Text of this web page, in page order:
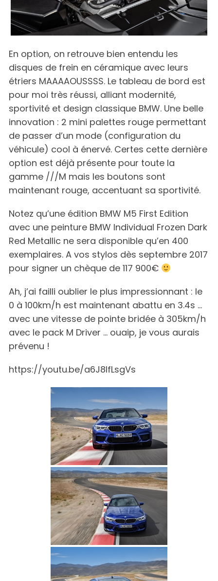
En option, on retrouve bien entendu les
disques de frein en céramique avec leurs
étriers MAAAAOUSSSS. Le tableau de bord est
pour moi très réussi, alliant modernité,
sportivité et design classique BMW. Une belle
innovation : 2 mini palettes rouge permettant
de passer d’un mode (configuration du
véhicule) cool à énervé. Certes cette dernière
option est déjà présente pour toute la
gamme ///M mais les boutons sont
maintenant rouge, accentuant sa sportivité.
Notez qu’une édition BMW M5 First Edition
avec une peinture BMW Individual Frozen Dark
Red Metallic ne sera disponible qu’en 400
exemplaires. A vos stylos dès septembre 2017
pour signer un chèque de 117 900€
Ah, j’ai failli oublier le plus impressionnant : le
0 à 100km/h est maintenant abattu en 3.4s …
avec une vitesse de pointe bridée à 305km/h
avec le pack M Driver … ouaip, je vous aurais
prévenu !
https://youtu.be/a6J8IfLsgVs